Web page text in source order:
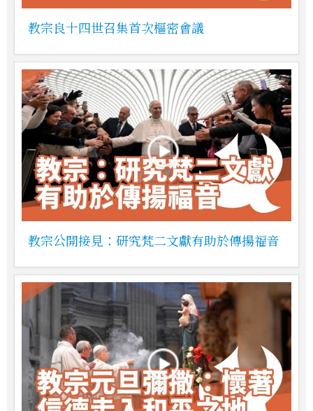
教宗良十四世召集首次樞密會議
教宗公開接見：研究梵二文獻有助於傳揚福音